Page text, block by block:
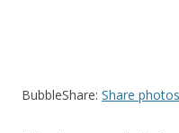
BubbleShare: Share photos